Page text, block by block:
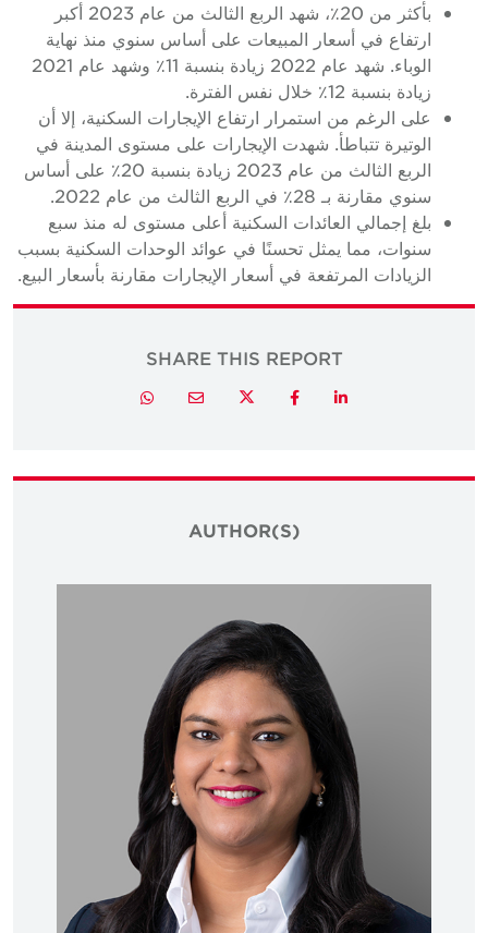
بأكثر من 20٪، شهد الربع الثالث من عام 2023 أكبر
ارتفاع في أسعار المبيعات على أساس سنوي منذ نهاية
الوباء. شهد عام 2022 زيادة بنسبة 11٪ وشهد عام 2021
زيادة بنسبة 12٪ خلال نفس الفترة.
على الرغم من استمرار ارتفاع الإيجارات السكنية، إلا أن
الوتيرة تتباطأ. شهدت الإيجارات على مستوى المدينة في
الربع الثالث من عام 2023 زيادة بنسبة 20٪ على أساس
سنوي مقارنة بـ 28٪ في الربع الثالث من عام 2022.
بلغ إجمالي العائدات السكنية أعلى مستوى له منذ سبع
سنوات، مما يمثل تحسنًا في عوائد الوحدات السكنية بسبب
الزيادات المرتفعة في أسعار الإيجارات مقارنة بأسعار البيع.
SHARE THIS REPORT
LinkedIn
Facebook
Twitter
Email
Whatsapp
AUTHOR(S)